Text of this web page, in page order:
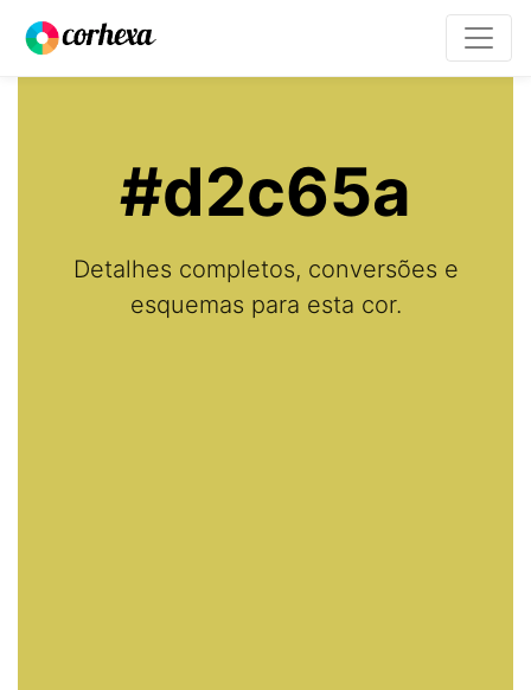
#d2c65a
Detalhes completos, conversões e
esquemas para esta cor.